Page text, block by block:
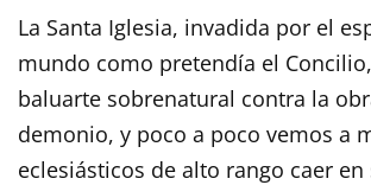
La Santa Iglesia, invadida por el
mundo como pretendía el
baluarte sobrenatural contra la
demonio, y poco a poco vemos a
eclesiásticos de alto rango caer en